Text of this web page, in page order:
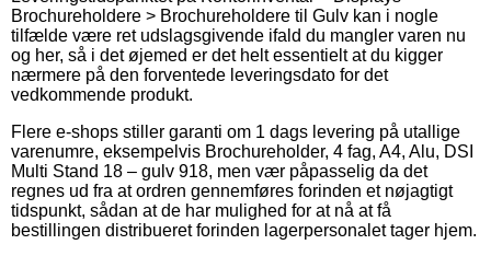
Brochureholdere > Brochureholdere til Gulv kan i nogle
tilfælde være ret udslagsgivende ifald du mangler varen nu
og her, så i det øjemed er det helt essentielt at du kigger
nærmere på den forventede leveringsdato for det
vedkommende produkt.
Flere e-shops stiller garanti om 1 dags levering på utallige
varenumre, eksempelvis Brochureholder, 4 fag, A4, Alu, DSI
Multi Stand 18 – gulv 918, men vær påpasselig da det
regnes ud fra at ordren gennemføres forinden et nøjagtigt
tidspunkt, sådan at de har mulighed for at nå at få
bestillingen distribueret forinden lagerpersonalet tager hjem.